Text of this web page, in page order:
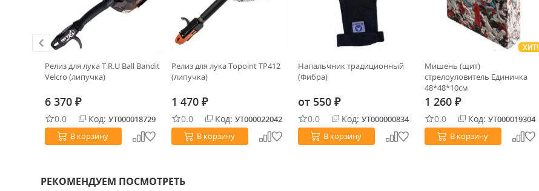
Релиз для лука T.R.U Ball Bandit
Velcro (липучка)
6 370 ₽
0.0 Код: УТ000018729
В корзину
Релиз для лука Topoint TP412
(липучка)
1 470 ₽
0.0 Код: УТ000022042
В корзину
Напальчник традиционный
(Фибра)
от 550 ₽
0.0 Код: УТ000000834
В корзину
ХИТ!
Мишень (щит)
стрелоуловитель Единичка
48*48*10см
1 260 ₽
0.0 Код: УТ000019304
В корзину
РЕКОМЕНДУЕМ ПОСМОТРЕТЬ